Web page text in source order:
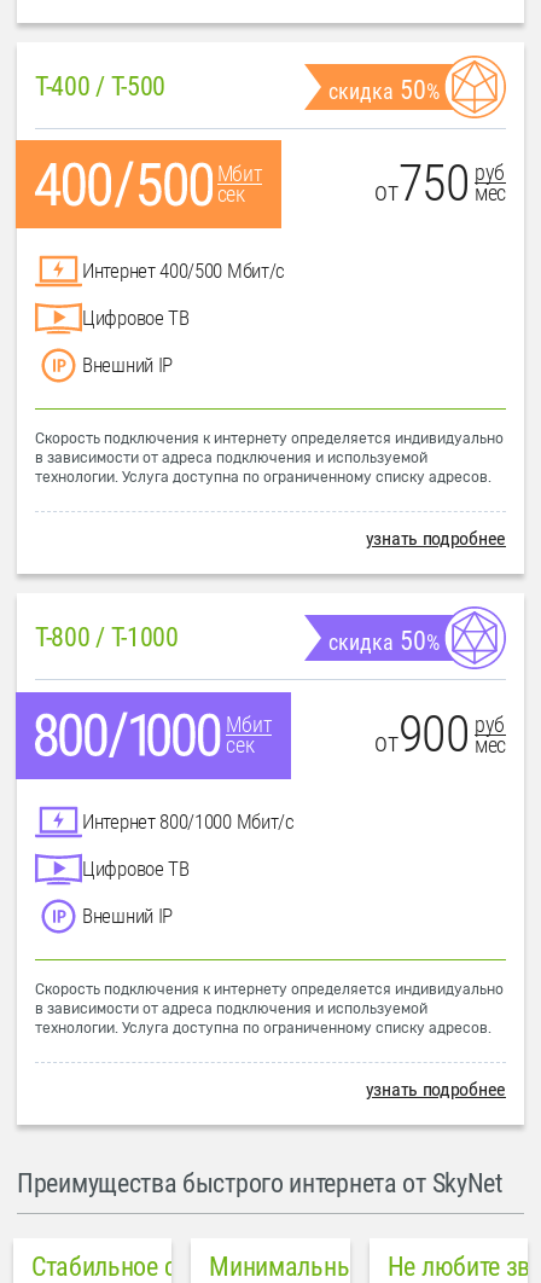
T-400 / T-500 скидка 50%
Мбит
сек
от750 руб
мес
Интернет 400/500 Мбит/с
Цифровое ТВ
Внешний IP
Скорость подключения к интернету определяется индивидуально
в зависимости от адреса подключения и используемой
технологии. Услуга доступна по ограниченному списку адресов.
узнать подробнее
T-800 / T-1000 скидка 50%
Мбит
сек
от900 руб
мес
Интернет 800/1000 Мбит/с
Цифровое ТВ
Внешний IP
Скорость подключения к интернету определяется индивидуально
в зависимости от адреса подключения и используемой
технологии. Услуга доступна по ограниченному списку адресов.
узнать подробнее
Преимущества быстрого интернета от SkyNet
Стабильное соединениеМинимальный пинг в городе
Не любите